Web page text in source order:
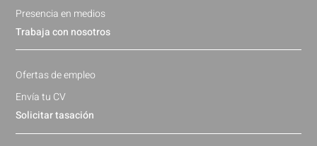
Solicitar tasación
Trabaja con nosotros
Ofertas de empleo
Envía tu CV
Presencia en medios